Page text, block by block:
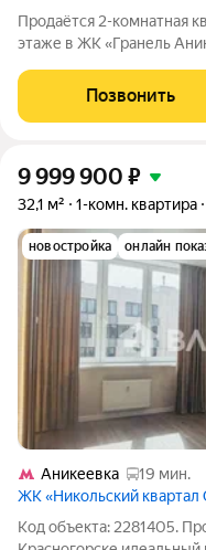
Продаётся 2-комнатная
этаже в ЖК «Гранель
односторонняя, окна на
экологически чистом
Позвонить
9 999 900 ₽
32,1 м² 1-комн. квартира
новостройка онлайн
Аникеевка
19 мин.
ЖК «Никольский квартал
Код объекта: 2281405.